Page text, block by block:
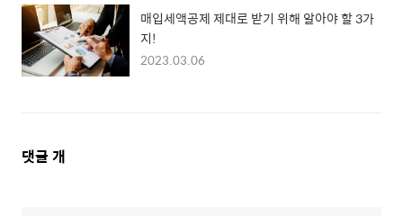
매입세액공제 제대로 받기 위해 알아야 할 3가
지!
2023.03.06
댓
댓글 개